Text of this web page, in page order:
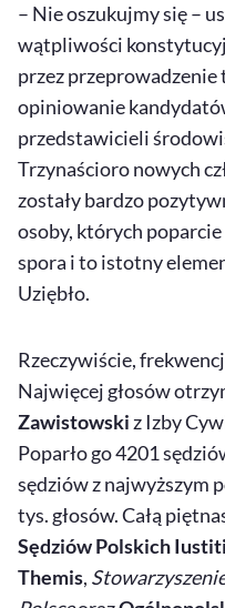
– Nie oszukujmy się –
wątpliwości
przez
opiniowanie
przedstawicieli
Trzynaścioro nowych
zostały bardzo
osoby, których poparcie
spora i to istotny
Uziębło.
Rzeczywiście,
Najwięcej głosów
Zawistowskiz Izby
Poparło go 4201
sędziów z najwyższym
tys. głosów. Całą
Sędziów Polskich
Themis,